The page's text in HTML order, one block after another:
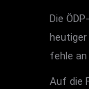
Die
fehle an
Auf die